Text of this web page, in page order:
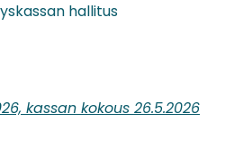
hallitus
kassan kokous 26.5.2026